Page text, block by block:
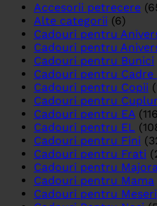
Accesorii petrecere
Alte categorii (6)
Cadouri pentru
Cadouri pentru
Cadouri pentru Bunici
Cadouri pentru
Cadouri pentru Copii
Cadouri pentru
Cadouri pentru EA
Cadouri pentru EL
Cadouri pentru Fini
Cadouri pentru Frati
Cadouri pentru
Cadouri pentru Mama
Cadouri pentru